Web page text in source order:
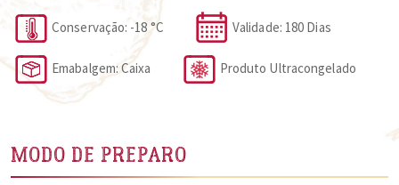
Conservação: -18 °C Validade: 180 Dias
Emabalgem: Caixa Produto Ultracongelado
MODO DE PREPARO